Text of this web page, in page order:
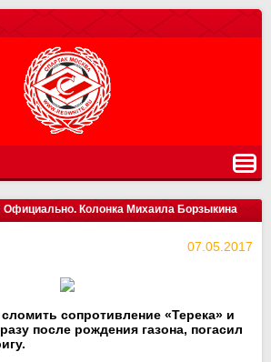
Официально. Колонка Михаила Борзыкина
07.05.2017
сопротивление «Терека» и
после рождения газона, погасил